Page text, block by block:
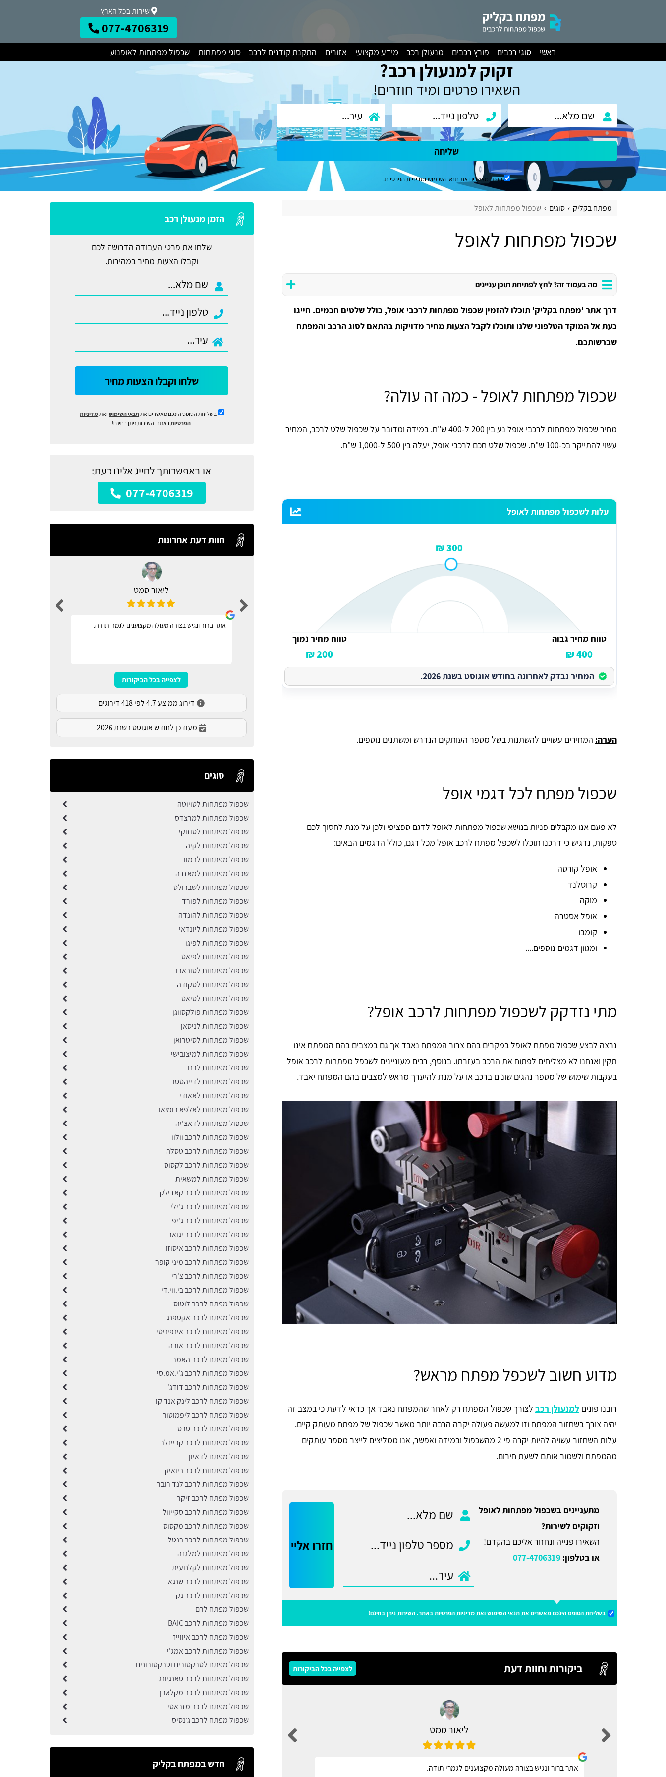
שירות בכל הארץ
077-4706319
ראשי סוגי רכבים פורץ רכבים מנעולן רכב מידע מקצועי אזורים התקנת קודנים לרכב סוגי מפתחות שכפול מפתחות לאופנוע
זקוק למנעולן רכב?
השאירו פרטים ומיד חוזרים!
שליחה
הנכם מאשרים את תנאי השימושומדיניות הפרטיות.
מפתח בקליק סוגים שכפול מפתחות לאופל
שכפול מפתחות לאופל
מה בעמוד זה? לחץ לפתיחת תוכן עניינים
דרך אתר 'מפתח בקליק' תוכלו להזמין שכפול מפתחות לרכבי אופל, כולל שלטים חכמים. חייגו
כעת אל המוקד הטלפוני שלנו ותוכלו לקבל הצעות מחיר מדויקות בהתאם לסוג הרכב והמפתח
שברשותכם.
שכפול מפתחות לאופל - כמה זה עולה?
מחיר שכפול מפתחות לרכבי אופל נע בין 200 ל-400 ש"ח. במידה ומדובר על שכפול שלט לרכב, המחיר
עשוי להתייקר בכ-100 ש"ח. שכפול שלט חכם לרכבי אופל, יעלה בין 500 ל-1,000 ש"ח.
עלות לשכפול מפתחות לאופל
300 ₪
טווח מחיר גבוה
400 ₪
טווח מחיר נמוך
200 ₪
המחיר נבדק לאחרונה בחודש אוגוסט בשנת 2026.
הערה: המחירים עשויים להשתנות בשל מספר העותקים הנדרש ומשתנים נוספים.
שכפול מפתח לכל דגמי אופל
לא פעם אנו מקבלים פניות בנושא שכפול מפתחות לאופל לדגם ספציפי ולכן על מנת לחסוך לכם
ספקות, נדגיש כי דרכנו תוכלו לשכפל מפתח לרכב אופל מכל דגם, כולל הדגמים הבאים:
אופל קורסה
קרוסלנד
מוקה
אופל אסטרה
קומבו
ומגוון דגמים נוספים....
מתי נזדקק לשכפול מפתחות לרכב אופל?
נרצה לבצע שכפול מפתח לאופל במקרים בהם צרור המפתח נאבד אך גם במצבים בהם המפתח אינו
תקין ואנחנו לא מצליחים לפתוח את הרכב בעזרתו. בנוסף, רבים מעוניינים לשכפל מפתחות לרכב אופל
בעקבות שימוש של מספר נהגים שונים ברכב או על מנת להיערך מראש למצבים בהם המפתח יאבד.
מדוע חשוב לשכפל מפתח מראש?
רובנו פוניםלמנעולן רכב לצורך שכפול המפתח רק לאחר שהמפתח נאבד אך כדאי לדעת כי במצב זה
יהיה צורך בשחזור המפתח וזו למעשה פעולה יקרה הרבה יותר מאשר שכפול של מפתח מעותק קיים.
עלות השחזור עשויה להיות יקרה פי 2 מהשכפול ובמידה ואפשר, אנו ממליצים לייצר מספר עותקים
מהמפתח ולשמור אותם לשעת חירום.
מתעניינים בשכפול מפתחות לאופל
וזקוקים לשירות?
השאירו פנייה ונחזור אליכם בהקדם!
או בטלפון:077-4706319
חזרו אליי
בשליחת הטופס הינכם מאשרים אתתנאי השימושואתמדיניות הפרטיות באתר. השירות ניתן בחינם!
ביקורות וחוות דעת לצפייה בכל הביקורות
מגוון רחב של פתרונות בתחום הרכב,ממשק פשוט וקל לתפעול,שירות מעולה ואדיב!
ליאור סמט
אתר ברור ונגיש בצורה מעולה מקצוענים לגמרי תודה.
הזמן מנעולן רכב
שלחו את פרטי העבודה הדרושה לכם
וקבלו הצעות מחיר במהירות.
שלחו וקבלו הצעות מחיר
בשליחת הטופס הינכם מאשרים את תנאי השימושואתמדיניות
הפרטיותבאתר. השירות ניתן בחינם!
או באפשרותך לחייג אלינו כעת:
077-4706319
חוות דעת אחרונות
ליאור סמט
אתר ברור ונגיש בצורה מעולה מקצוענים לגמרי תודה.
Levi Shaul זכי ודובץ
אתר מדהים ומועיל תודה.
לצפייה בכל הביקורות
דירוג ממוצע 4.7 לפי 418 דירוגים
מעודכן לחודש אוגוסט בשנת 2026
סוגים
שכפול מפתחות לטויוטה
שכפול מפתחות למרצדס
שכפול מפתחות לסוזוקי
שכפול מפתחות לקיה
שכפול מפתחות לבמוו
שכפול מפתחות למאזדה
שכפול מפתחות לשברולט
שכפול מפתחות לפורד
שכפול מפתחות להונדה
שכפול מפתחות ליונדאי
שכפול מפתחות לפיגו
שכפול מפתחות לפיאט
שכפול מפתחות לסובארו
שכפול מפתחות לסקודה
שכפול מפתחות לסיאט
שכפול מפתחות פולקסווגן
שכפול מפתחות לניסאן
שכפול מפתחות לסיטרואן
שכפול מפתחות למיצובישי
שכפול מפתחות לרנו
שכפול מפתחות לדייהטסו
שכפול מפתחות לאאודי
שכפול מפתחות לאלפא רומיאו
שכפול מפתחות לדאצ'יה
שכפול מפתחות לרכב וולוו
שכפול מפתחות לרכב טסלה
שכפול מפתחות לרכב לקסוס
שכפול מפתחות למשאית
שכפול מפתחות לרכב קאדילק
שכפול מפתחות לרכב ג'ילי
שכפול מפתחות לרכב ג'יפ
שכפול מפתחות לרכב יגואר
שכפול מפתחות לרכב איסוזו
שכפול מפתחות לרכב מיני קופר
שכפול מפתחות לרכב צ'רי
שכפול מפתחות לרכב בי.ווי.די
שכפול מפתח לרכב לוטוס
שכפול מפתח לרכב אקספנג
שכפול מפתחות לרכב אינפיניטי
שכפול מפתחות לרכב אורה
שכפול מפתח לרכב האמר
שכפול מפתחות לרכב ג'י.אמ.סי
שכפול מפתחות לרכב דודג'
שכפול מפתח לרכב לינק אנד קו
שכפול מפתח לרכב ליפמוטור
שכפול מפתח לרכב סרס
שכפול מפתחות לרכב קרייזלר
שכפול מפתח לדאיון
שכפול מפתחות לרכב ביואיק
שכפול מפתחות לרכב לנד רובר
שכפול מפתח לרכב זיקר
שכפול מפתחות לרכב סקייוול
שכפול מפתחות לרכב מקסוס
שכפול מפתחות לרכב בנטלי
שכפול מפתחות למלגזה
שכפול מפתחות לקלנועית
שכפול מפתחות לרכב שנגאן
שכפול מפתחות לרכב גק
שכפול מפתח לרם
שכפול מפתחות לרכב BAIC
שכפול מפתח לרכב איווייז
שכפול מפתחות לרכב אמג'י
שכפול מפתח לטרקטורים וטרקטורונים
שכפול מפתחות לרכב סאנגיונג
שכפול מפתחות לרכב מקלארן
שכפול מפתח לרכב מזראטי
שכפול מפתח לרכב ג׳נסיס
חדש במפתח בקליק